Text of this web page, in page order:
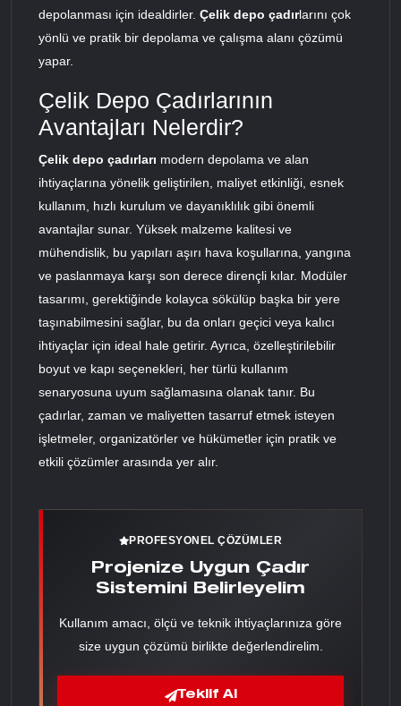
depolanması için idealdirler. Çelik depo çadırlarını çok
yönlü ve pratik bir depolama ve çalışma alanı çözümü
yapar.
Çelik Depo Çadırlarının
Avantajları Nelerdir?
Çelik depo çadırları modern depolama ve alan
ihtiyaçlarına yönelik geliştirilen, maliyet etkinliği, esnek
kullanım, hızlı kurulum ve dayanıklılık gibi önemli
avantajlar sunar. Yüksek malzeme kalitesi ve
mühendislik, bu yapıları aşırı hava koşullarına, yangına
ve paslanmaya karşı son derece dirençli kılar. Modüler
tasarımı, gerektiğinde kolayca sökülüp başka bir yere
taşınabilmesini sağlar, bu da onları geçici veya kalıcı
ihtiyaçlar için ideal hale getirir. Ayrıca, özelleştirilebilir
boyut ve kapı seçenekleri, her türlü kullanım
senaryosuna uyum sağlamasına olanak tanır. Bu
çadırlar, zaman ve maliyetten tasarruf etmek isteyen
işletmeler, organizatörler ve hükümetler için pratik ve
etkili çözümler arasında yer alır.
PROFESYONEL ÇÖZÜMLER
Projenize Uygun Çadır
Sistemini Belirleyelim
Kullanım amacı, ölçü ve teknik ihtiyaçlarınıza göre
size uygun çözümü birlikte değerlendirelim.
Teklif Al